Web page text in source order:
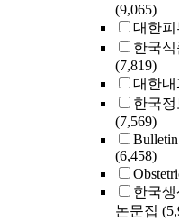
(9,065)
대한
한국
(7,819)
대한내
한국
(7,569)
(6,458)
한국
논문집